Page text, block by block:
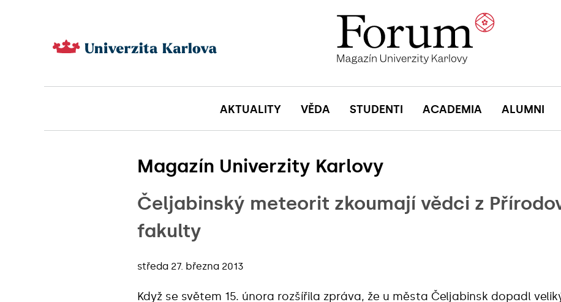
AKTUALITY VĚDA STUDENTI ACADEMIA ALUMNI
Magazín Univerzity Karlovy
Čeljabinský meteorit zkoumají vědci z
fakulty
středa 27. března 2013
Když se světem 15. února rozšířila zpráva, že u města Čeljabinsk dopadl